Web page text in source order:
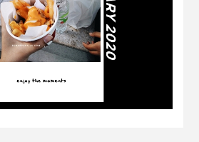
2020 | my life update